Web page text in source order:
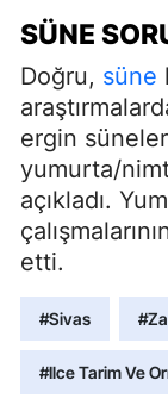
SÜNE
Doğru, süne
ergin
yumurta/nimt
açıkladı.
etti.
#Sivas
#Ilce Tarim Ve